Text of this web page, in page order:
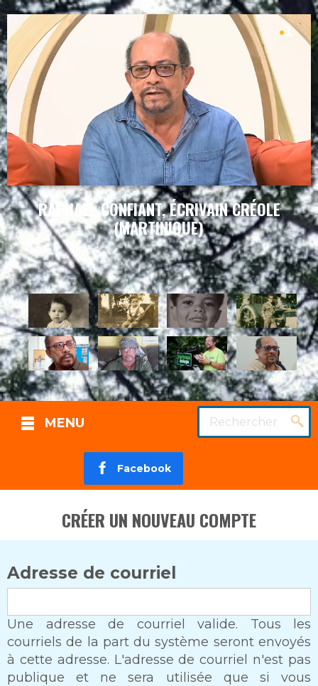
RAPHAEL CONFIANT, ÉCRIVAIN CRÉOLE
(MARTINIQUE)
MENU Rechercher
Facebook
CRÉER UN NOUVEAU COMPTE
Adresse de courriel
Une adresse de courriel valide. Tous les
courriels de la part du système seront envoyés
à cette adresse. L'adresse de courriel n'est pas
publique et ne sera utilisée que si vous